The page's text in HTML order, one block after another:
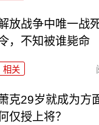
放战争中唯一战
，不知被谁毙命
相关
克29岁就成为方
仅授上将？